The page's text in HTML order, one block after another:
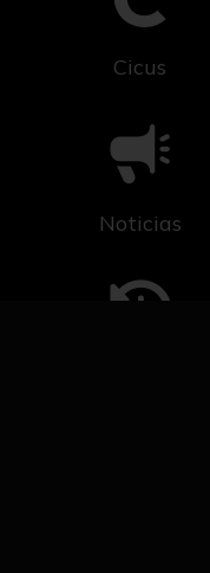
Cicus
Noticias